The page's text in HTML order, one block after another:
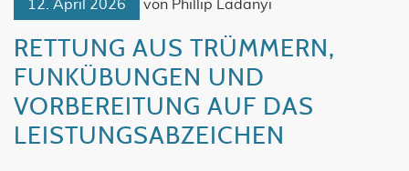
12. April 2026 von Phillip Ladanyi
RETTUNG AUS TRÜMMERN,
FUNKÜBUNGEN UND
VORBEREITUNG AUF DAS
LEISTUNGSABZEICHEN